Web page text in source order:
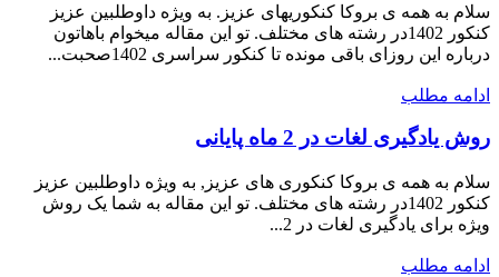
سلام به همه ­ی بروکا کنکوری­های عزیز. به ویژه داوطلبین عزیز
کنکور 1402در رشته های مختلف. تو این مقاله میخوام باهاتون
درباره این روزای باقی مونده تا کنکور سراسری 1402صحبت...
ادامه مطلب
روش یادگیری لغات در 2 ماه پایانی
سلام به همه ­ی بروکا کنکوری­ های عزیز, به ویژه داوطلبین عزیز
کنکور 1402در رشته های مختلف. تو این مقاله به شما یک روش
ویژه برای یادگیری لغات در 2...
ادامه مطلب